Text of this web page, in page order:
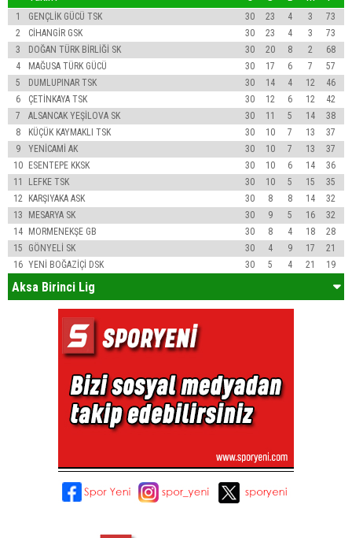
1 GENÇLİK GÜCÜ TSK 30 23 4 3
73
2
CİHANGİR GSK 30 23 4 3
73
3
DOĞAN TÜRK BİRLİĞİ SK 30 20 8 2
68
4
MAĞUSA TÜRK GÜCÜ 30 17 6 7
57
5
DUMLUPINAR TSK 30 14 4 12
46
6
ÇETİNKAYA TSK 30 12 6 12
42
7
ALSANCAK YEŞİLOVA SK 30 11 5 14
38
8
KÜÇÜK KAYMAKLI TSK 30 10 7 13
37
9
YENİCAMİ AK 30 10 7 13
37
10 ESENTEPE KKSK 30 10 6 14
36
11
LEFKE TSK 30 10 5 15
35
12
KARŞIYAKA ASK 30 8 8 14
32
13
MESARYA SK 30 9 5 16
32
14 MORMENEKŞE GB 30 8 4 18
28
15
GÖNYELİ SK 30 4 9 17
21
16 YENİ BOĞAZİÇİ DSK 30 5 4 21 19
Aksa Birinci Lig